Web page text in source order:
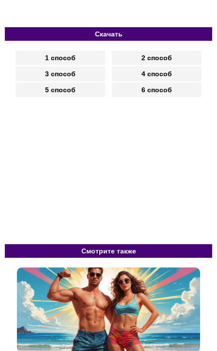
Скачать
1 способ 2 способ
3 способ 4 способ
5 способ 6 способ
Смотрите также